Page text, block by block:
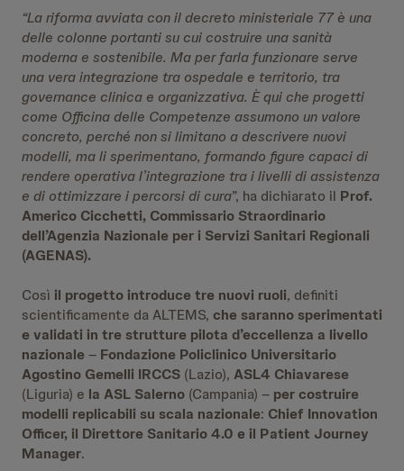
“La riforma avviata con il decreto ministeriale 77 è una
delle colonne portanti su cui costruire una sanità
moderna e sostenibile. Ma per farla funzionare serve
una vera integrazione tra ospedale e territorio, tra
governance clinica e organizzativa. È qui che progetti
come Officina delle Competenze assumono un valore
concreto, perché non si limitano a descrivere nuovi
modelli, ma li sperimentano, formando figure capaci di
rendere operativa l’integrazione tra i livelli di assistenza
e di ottimizzare i percorsi di cura”, ha dichiarato il Prof.
Americo Cicchetti, Commissario Straordinario
dell’Agenzia Nazionale per i Servizi Sanitari Regionali
(AGENAS).
Così il progetto introduce tre nuovi ruoli, definiti
scientificamente da ALTEMS, che saranno sperimentati
e validati in tre strutture pilota d’eccellenza a livello
nazionale – Fondazione Policlinico Universitario
Agostino Gemelli IRCCS (Lazio), ASL4 Chiavarese
(Liguria) e la ASL Salerno (Campania) – percostruire
modelli replicabili su scala nazionale: Chief Innovation
Officer, il Direttore Sanitario 4.0 e il Patient Journey
Manager.